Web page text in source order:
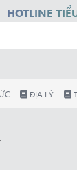
HOTLINE
ĐỊA LÝ